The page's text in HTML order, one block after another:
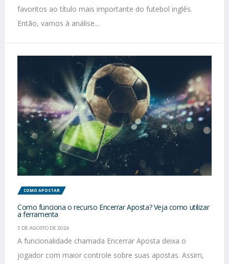
favoritos ao título mais importante do futebol inglês.
Então, vamos à análise...
COMO APOSTAR
Como funciona o recurso Encerrar Aposta? Veja como utilizar
a ferramenta
5 DE AGOSTO DE 2026
A funcionalidade chamada Encerrar Aposta deixa o
jogador com maior controle sobre suas apostas. Assim,